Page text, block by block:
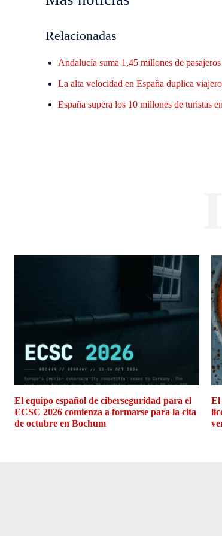
Relacionadas
Andalucía suma 1,45 millones de
La alta velocidad en España duplica
España supera los 10 millones de turistas
El equipo español de ciberseguridad para el
ECSC 2026 comienza a formarse para la cita
de octubre en Bochum
El